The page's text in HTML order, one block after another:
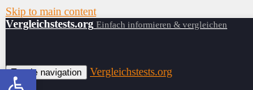
Skip to main content
Vergleichstests.org Einfach informieren & vergleichen
Toggle navigation Vergleichstests.org
Werkzeugleiste öffnen